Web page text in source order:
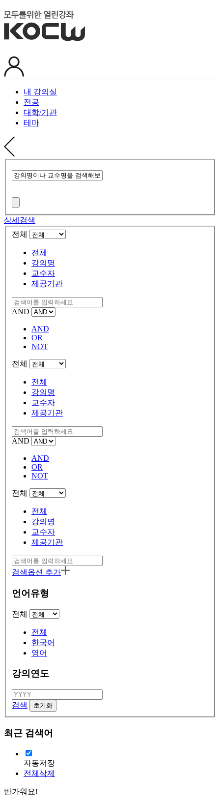
내 강의실
전공
대학/기관
테마
상세검색
전체
전체
강의명
교수자
제공기관
AND
AND
OR
NOT
전체
전체
강의명
교수자
제공기관
AND
AND
OR
NOT
전체
전체
강의명
교수자
제공기관
검색옵션 추가
언어유형
전체
전체
한국어
영어
강의연도
검색
최근 검색어
자동저장
전체삭제
반가워요!